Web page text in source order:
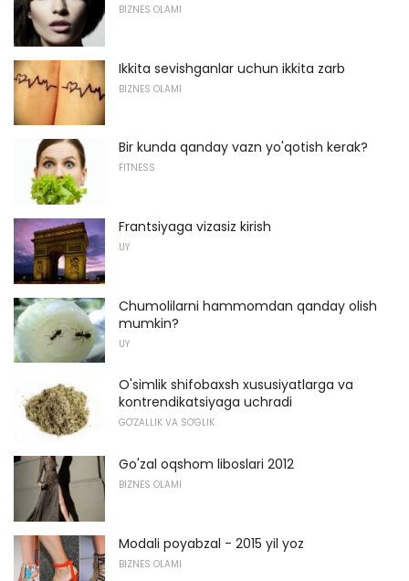
BIZNES OLAMI
Ikkita sevishganlar uchun ikkita zarb
BIZNES OLAMI
Bir kunda qanday vazn yo'qotish kerak?
FITNESS
Frantsiyaga vizasiz kirish
UY
Chumolilarni hammomdan qanday olish
mumkin?
UY
O'simlik shifobaxsh xususiyatlarga va
kontrendikatsiyaga uchradi
GO'ZALLIK VA SO'GLIK
Go'zal oqshom liboslari 2012
BIZNES OLAMI
Modali poyabzal - 2015 yil yoz
BIZNES OLAMI